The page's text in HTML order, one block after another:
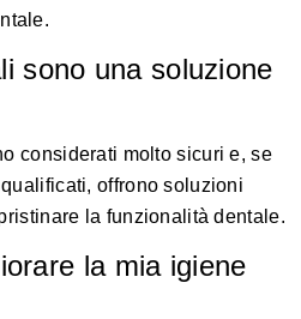
sono una soluzione
considerati molto sicuri e, se
offrono soluzioni
la funzionalità dentale.
la mia igiene